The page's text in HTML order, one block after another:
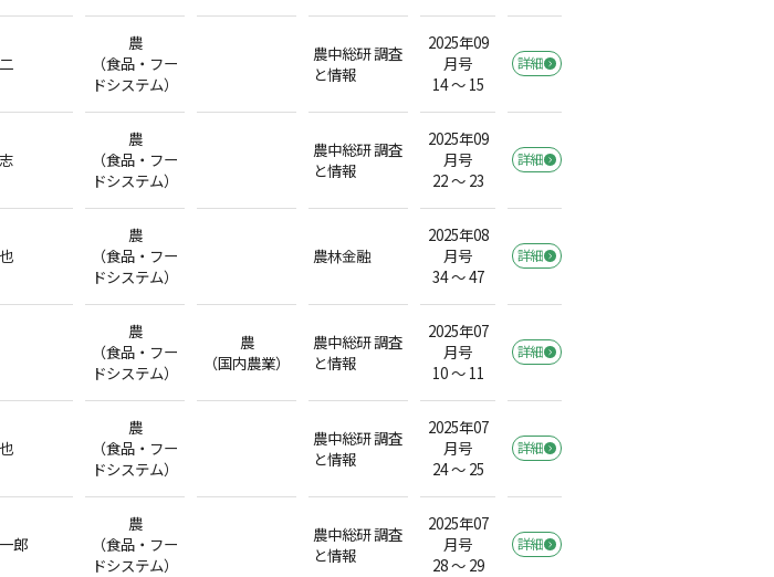
農
（食品・フー
ドシステム）
農中総研 調査
と情報
2025年09
月号
14 ～ 15
詳細
農
（食品・フー
ドシステム）
農中総研 調査
と情報
2025年09
月号
22 ～ 23
詳細
農
（食品・フー
ドシステム）
農林金融
2025年08
月号
34 ～ 47
詳細
農
（食品・フー
ドシステム）
農
（国内農業）
農中総研 調査
と情報
2025年07
月号
10 ～ 11
詳細
農
（食品・フー
ドシステム）
農中総研 調査
と情報
2025年07
月号
24 ～ 25
詳細
郎
農
（食品・フー
ドシステム）
農中総研 調査
と情報
2025年07
月号
28 ～ 29
詳細